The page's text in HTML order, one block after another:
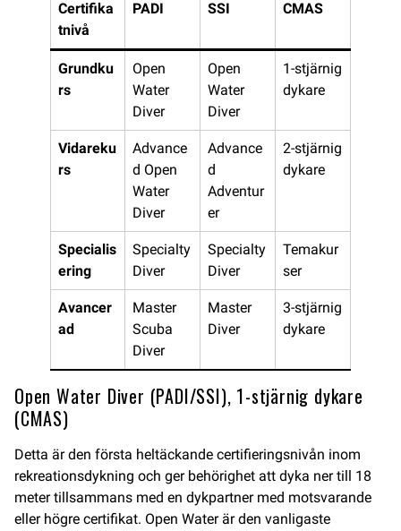
Certifika
tnivå
PADI SSI CMAS
Grundku
rs
Open
Water
Diver
Open
Water
Diver
1-stjärnig
dykare
Vidareku
rs
Advance
d Open
Water
Diver
Advance
d
Adventur
er
2-stjärnig
dykare
Specialis
ering
Specialty
Diver
Specialty
Diver
Temakur
ser
Avancer
ad
Master
Scuba
Diver
Master
Diver
3-stjärnig
dykare
Open Water Diver (PADI/SSI), 1-stjärnig dykare
(CMAS)
Detta är den första heltäckande certifieringsnivån inom
rekreationsdykning och ger behörighet att dyka ner till 18
meter tillsammans med en dykpartner med motsvarande
eller högre certifikat. Open Water är den vanligaste